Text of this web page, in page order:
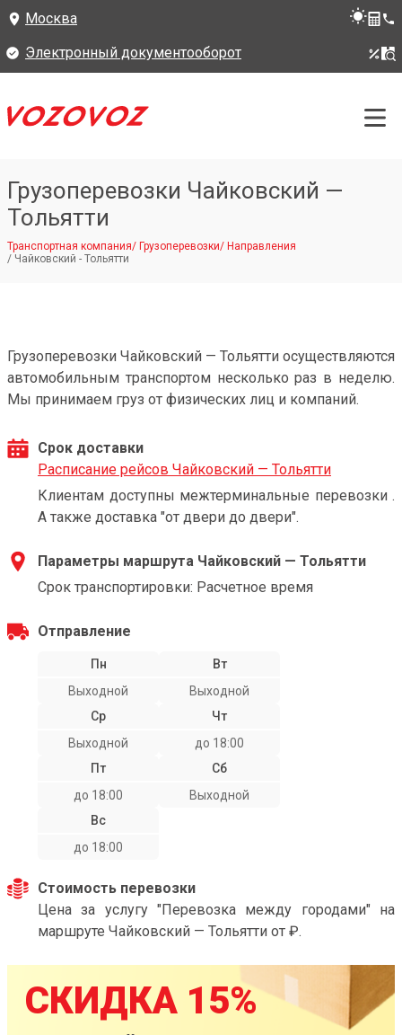
Москва
Электронный документооборот
Грузоперевозки Чайковский —
Тольятти
Транспортная компания/ Грузоперевозки/ Направления
/ Чайковский - Тольятти
Грузоперевозки Чайковский — Тольятти осуществляются
автомобильным транспортом несколько раз в неделю.
Мы принимаем груз от физических лиц и компаний.
Срок доставки
Расписание рейсов Чайковский — Тольятти
Клиентам доступны межтерминальные перевозки .
А также доставка "от двери до двери".
Параметры маршрута Чайковский — Тольятти
Срок транспортировки: Расчетное время
Отправление
Пн
Выходной
Вт
Выходной
Ср
Выходной
Чт
до 18:00
Пт
до 18:00
Сб
Выходной
Вс
до 18:00
Стоимость перевозки
Цена за услугу "Перевозка между городами" на
маршруте Чайковский — Тольятти от ₽.
СКИДКА 15%